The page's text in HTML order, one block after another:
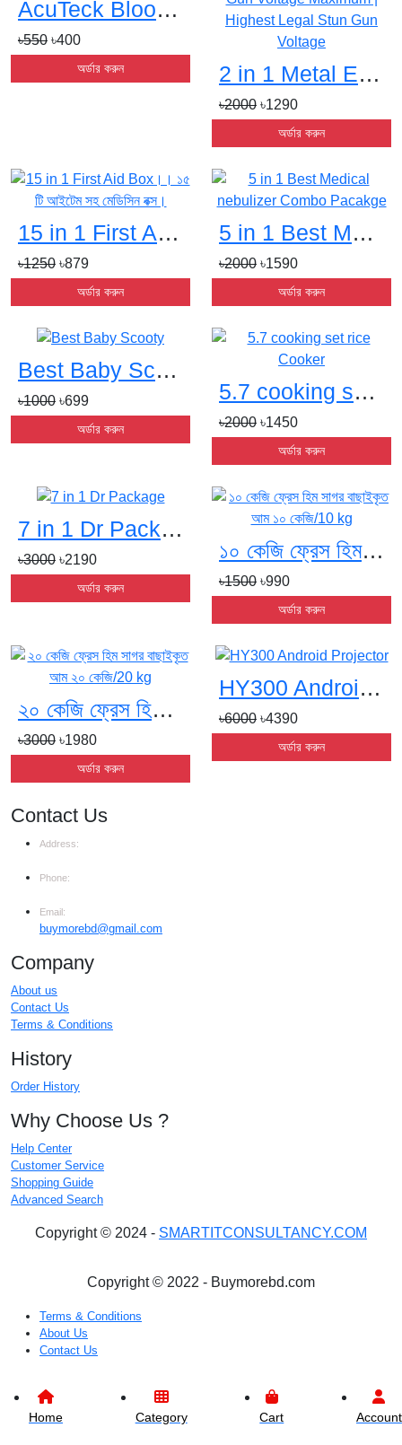
AcuTeck Blood Glucose Strip 50 pcss
৳550 ৳400
অর্ডার করুন 2 in 1 Metal Extendable Self-Defense Stick+ Stun Gun Voltage Maximum | Highest Legal Stun Gun Voltages
৳2000 ৳1290
অর্ডার করুন
15 in 1 First Aid Box।। ১৫ টি আইটেম সহ মেডিসিন বক্স।s
৳1250 ৳879
অর্ডার করুন
5 in 1 Best Medical nebulizer Combo Pacakges
৳2000 ৳1590
অর্ডার করুন
Best Baby Scootys
৳1000 ৳699
অর্ডার করুন
5.7 cooking set rice Cookers
৳2000 ৳1450
অর্ডার করুন
7 in 1 Dr Packages
৳3000 ৳2190
অর্ডার করুন
১০ কেজি ফ্রেস হিম সাগর বাছাইকৃত আম ১০ কেজি/10 kgs
৳1500 ৳990
অর্ডার করুন
২০ কেজি ফ্রেস হিম সাগর বাছাইকৃত আম ২০ কেজি/20 kgs
৳3000 ৳1980
অর্ডার করুন
HY300 Android Projectors
৳6000 ৳4390
অর্ডার করুন
Contact Us
Address:
Phone:
Email:
buymorebd@gmail.com
Company
About us
Contact Us
Terms & Conditions
History
Order History
Why Choose Us ?
Help Center
Customer Service
Shopping Guide
Advanced Search
Copyright © 2024 - SMARTITCONSULTANCY.COM
Copyright © 2022 - Buymorebd.com
Terms & Conditions
About Us
Contact Us
Home Category Cart Account